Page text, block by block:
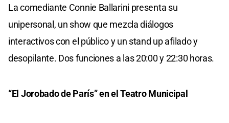
La comediante Connie Ballarini presenta su
unipersonal, un show que mezcla diálogos
interactivos con el público y un stand up afilado y
desopilante. Dos funciones a las 20:00 y 22:30 horas.
“El Jorobado de París” en el Teatro Municipal